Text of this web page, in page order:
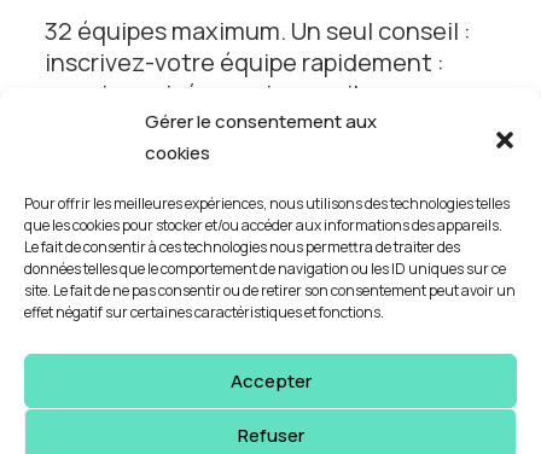
Gérer le consentement aux
cookies
Pour offrir les meilleures expériences, nous utilisons des technologies telles
que les cookies pour stocker et/ou accéder aux informations des appareils.
Le fait de consentir à ces technologies nous permettra de traiter des
données telles que le comportement de navigation ou les ID uniques sur ce
site. Le fait de ne pas consentir ou de retirer son consentement peut avoir un
effet négatif sur certaines caractéristiques et fonctions.
Accepter
Refuser
32 équipes maximum. Un seul conseil :
inscrivez-votre équipe rapidement :
premier arrivé, premier servi!
Aucun remboursement.
Télécharger les règlements
Responsables